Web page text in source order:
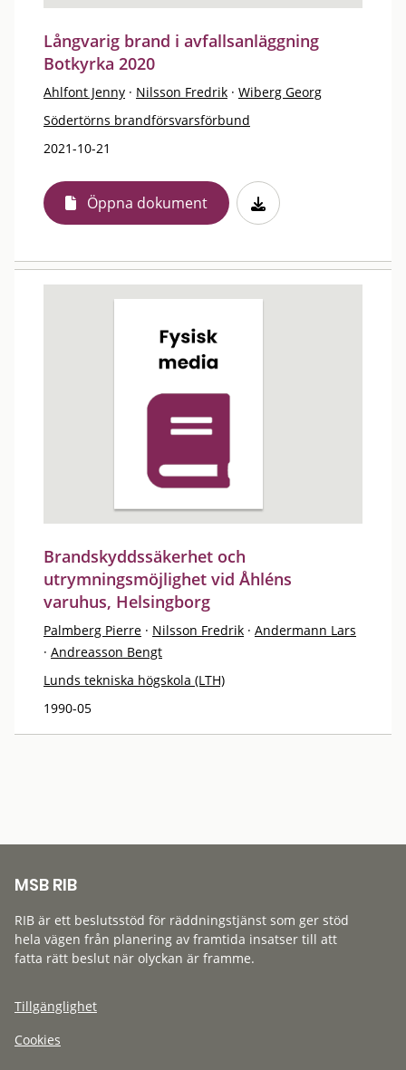
Långvarig brand i avfallsanläggning
Botkyrka 2020
Ahlfont Jenny · Nilsson Fredrik · Wiberg Georg
Södertörns brandförsvarsförbund
2021-10-21
Öppna dokument
Brandskyddssäkerhet och
utrymningsmöjlighet vid Åhléns
varuhus, Helsingborg
Palmberg Pierre · Nilsson Fredrik · Andermann Lars
· Andreasson Bengt
Lunds tekniska högskola (LTH)
1990-05
MSB RIB
RIB är ett beslutsstöd för räddningstjänst som ger stöd
hela vägen från planering av framtida insatser till att
fatta rätt beslut när olyckan är framme.
Tillgänglighet
Cookies